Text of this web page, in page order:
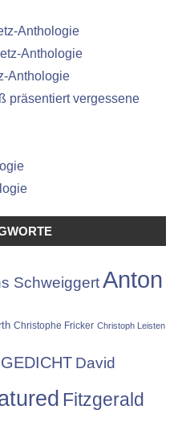
Anthologie
Anthologie
Anthologie
präsentiert vergessene
SchweiggertAnton
Christophe Fricker Christoph Leisten
David
Fitzgerald